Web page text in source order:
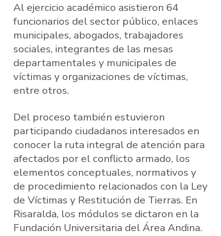
Al ejercicio académico asistieron 64
funcionarios del sector público, enlaces
municipales, abogados, trabajadores
sociales, integrantes de las mesas
departamentales y municipales de
víctimas y organizaciones de víctimas,
entre otros.
Del proceso también estuvieron
participando ciudadanos interesados en
conocer la ruta integral de atención para
afectados por el conflicto armado, los
elementos conceptuales, normativos y
de procedimiento relacionados con la Ley
de Víctimas y Restitución de Tierras. En
Risaralda, los módulos se dictaron en la
Fundación Universitaria del Área Andina.